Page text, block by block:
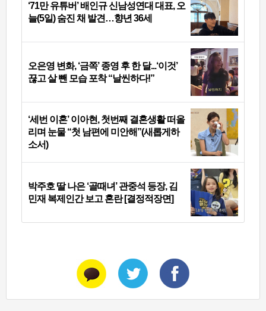
‘71만 유튜버’ 배인규 신남성연대 대표, 오
늘(5일) 숨진 채 발견…향년 36세
오은영 변화, ‘금쪽’ 종영 후 한 달...‘이것’
끊고 살 뺀 모습 포착 “날씬하다!”
‘세번 이혼’ 이아현, 첫번째 결혼생활 떠올
리며 눈물 “첫 남편에 미안해”(새롭게하
소서)
박주호 딸 나은 ‘골때녀’ 관중석 등장, 김
민재 복제인간 보고 혼란 [결정적장면]